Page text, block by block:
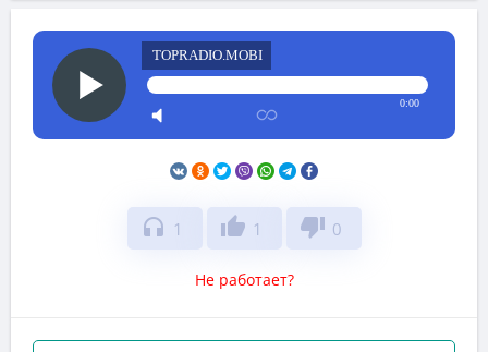
TOPRADIO.MOBI
0:00
headphones 1 thumb_up 1 thumb_down 0
Не работает?